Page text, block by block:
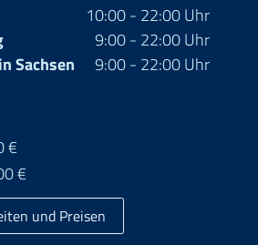
10:00 - 22:00 Uhr
9:00 - 22:00 Uhr
Sachsen
9:00 - 22:00 Uhr
€
€
und Preisen